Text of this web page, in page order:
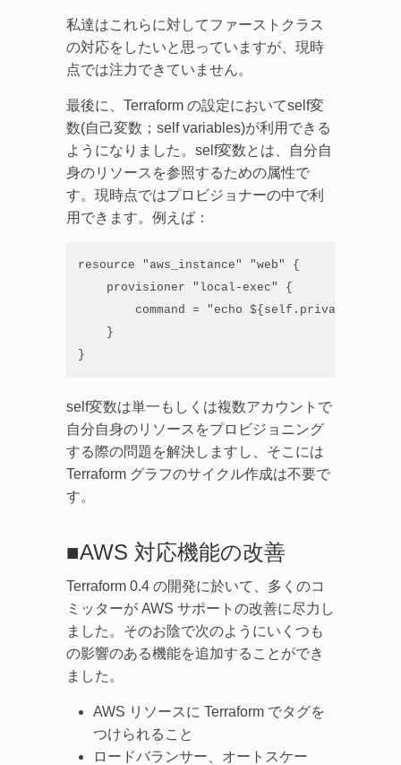
私達はこれらに対してファーストクラス
の対応をしたいと思っていますが、現時
点では注力できていません。
最後に、Terraform の設定においてself変
数(自己変数；self variables)が利用できる
ようになりました。self変数とは、自分自
身のリソースを参照するための属性で
す。現時点ではプロビジョナーの中で利
用できます。例えば：
resource "aws_instance" "web" {
provisioner "local-exec" {
command = "echo
}
}
self変数は単一もしくは複数アカウントで
自分自身のリソースをプロビジョニング
する際の問題を解決しますし、そこには
Terraform グラフのサイクル作成は不要で
す。
■AWS 対応機能の改善
Terraform 0.4 の開発に於いて、多くのコ
ミッターが AWS サポートの改善に尽力し
ました。そのお陰で次のようにいくつも
の影響のある機能を追加することができ
ました。
AWS リソースに Terraform でタグを
つけられること
ロードバランサー、オートスケー